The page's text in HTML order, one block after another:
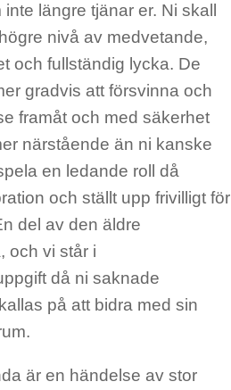
längre tjänar er. Ni skall
nivå av medvetande,
och fullständig lycka. De
gradvis att försvinna och
framåt och med säkerhet
närstående än ni kanske
en ledande roll då
och ställt upp frivilligt för
del av den äldre
och vi står i
då ni saknade
på att bidra med sin
är en händelse av stor